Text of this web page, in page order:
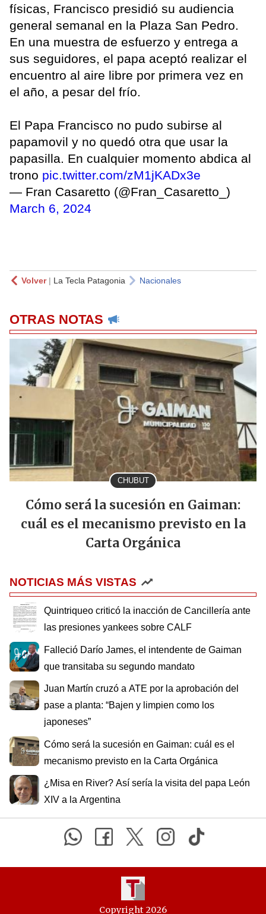
físicas, Francisco presidió su audiencia
general semanal en la Plaza San Pedro.
En una muestra de esfuerzo y entrega a
sus seguidores, el papa aceptó realizar el
encuentro al aire libre por primera vez en
el año, a pesar del frío.
El Papa Francisco no pudo subirse al
papamovil y no quedó otra que usar la
papasilla. En cualquier momento abdica al
trono pic.twitter.com/zM1jKADx3e
— Fran Casaretto (@Fran_Casaretto_)
March 6, 2024
Volver| La Tecla Patagonia Nacionales
OTRAS NOTAS
CHUBUT
Cómo será la sucesión en Gaiman:
cuál es el mecanismo previsto en la
Carta Orgánica
NOTICIAS MÁS VISTAS
Quintriqueo criticó la inacción de Cancillería ante
las presiones yankees sobre CALF
Falleció Darío James, el intendente de Gaiman
que transitaba su segundo mandato
Juan Martín cruzó a ATE por la aprobación del
pase a planta: “Bajen y limpien como los
japoneses”
Cómo será la sucesión en Gaiman: cuál es el
mecanismo previsto en la Carta Orgánica
¿Misa en River? Así sería la visita del papa León
XIV a la Argentina
Copyright 2026